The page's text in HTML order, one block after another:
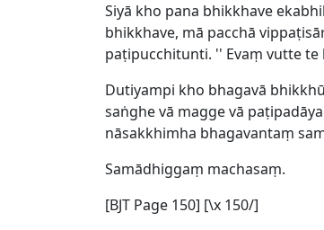
Siyā kho pana bhikkhave
bhikkhave, mā pacchā
paṭipucchitunti. '' Evaṃ vutte
Dutiyampi kho bhagavā
saṅghe vā magge vā
nāsakkhimha bhagavantaṃ
Samādhiggaṃ machasaṃ.
[BJT Page 150] [\x 150/]